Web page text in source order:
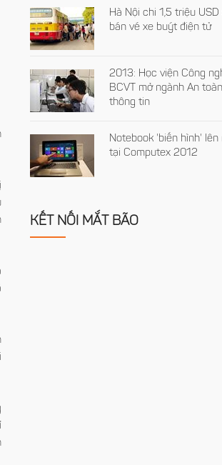
Hà Nội chi 1,5 triệu USD
bán vé xe buýt điện tử
2013: Học viện Công
BCVT mở ngành An toàn
thông tin
Notebook 'biến hình' lên
tại Computex 2012
KẾT NỐI MẮT BÃO